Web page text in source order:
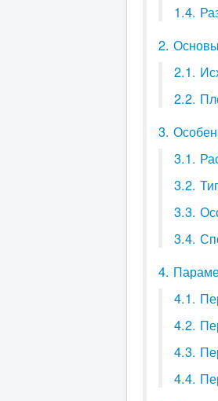
1.4.
2.
2.1.
2.2.
3.
3.1.
3.2.
3.3.
3.4.
4.
4.1.
4.2.
4.3.
4.4.